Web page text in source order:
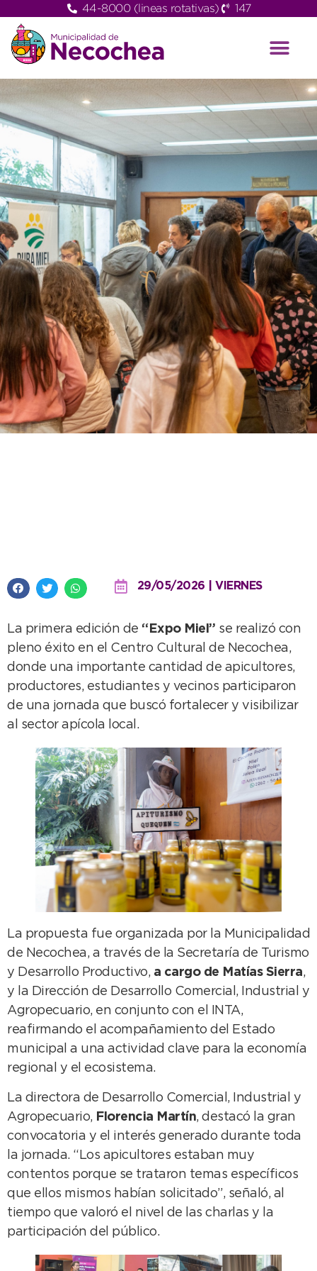
44-8000 (lineas rotativas) 147
29/05/2026 | VIERNES
La primera edición de “Expo Miel” se realizó con
pleno éxito en el Centro Cultural de Necochea,
donde una importante cantidad de apicultores,
productores, estudiantes y vecinos participaron
de una jornada que buscó fortalecer y visibilizar
al sector apícola local.
La propuesta fue organizada por la Municipalidad
de Necochea, a través de la Secretaría de Turismo
y Desarrollo Productivo, a cargo de Matías Sierra,
y la Dirección de Desarrollo Comercial, Industrial y
Agropecuario, en conjunto con el INTA,
reafirmando el acompañamiento del Estado
municipal a una actividad clave para la economía
regional y el ecosistema.
La directora de Desarrollo Comercial, Industrial y
Agropecuario, Florencia Martín, destacó la gran
convocatoria y el interés generado durante toda
la jornada. “Los apicultores estaban muy
contentos porque se trataron temas específicos
que ellos mismos habían solicitado”, señaló, al
tiempo que valoró el nivel de las charlas y la
participación del público.